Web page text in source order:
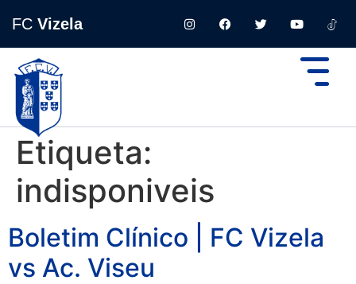
FC Vizela
Etiqueta:
indisponiveis
Boletim Clínico | FC Vizela
vs Ac. Viseu